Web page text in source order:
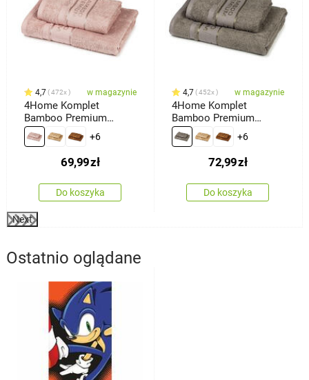
4,7 472x w magazynie
4Home Komplet
Bamboo Premium
ręczników różowy, 70 x
140 cm, 50 x 100 cm
+6
69,99zł
Do koszyka
4,7 452x w magazynie
4Home Komplet
Bamboo Premium
ręczników szary, 70 x
140 cm, 50 x 100 cm
+6
72,99zł
Do koszyka
Next
Ostatnio oglądane